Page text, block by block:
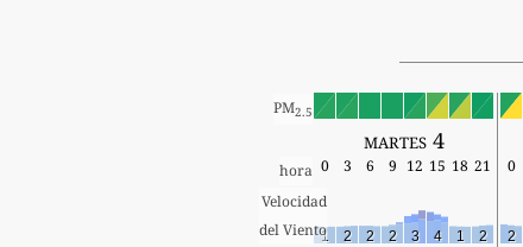
PM2.5
martes 4
hora 0 3 6 9 12 15 18 21 0
Velocidad
del Viento
1 2 2 2 3 4 1 2 2